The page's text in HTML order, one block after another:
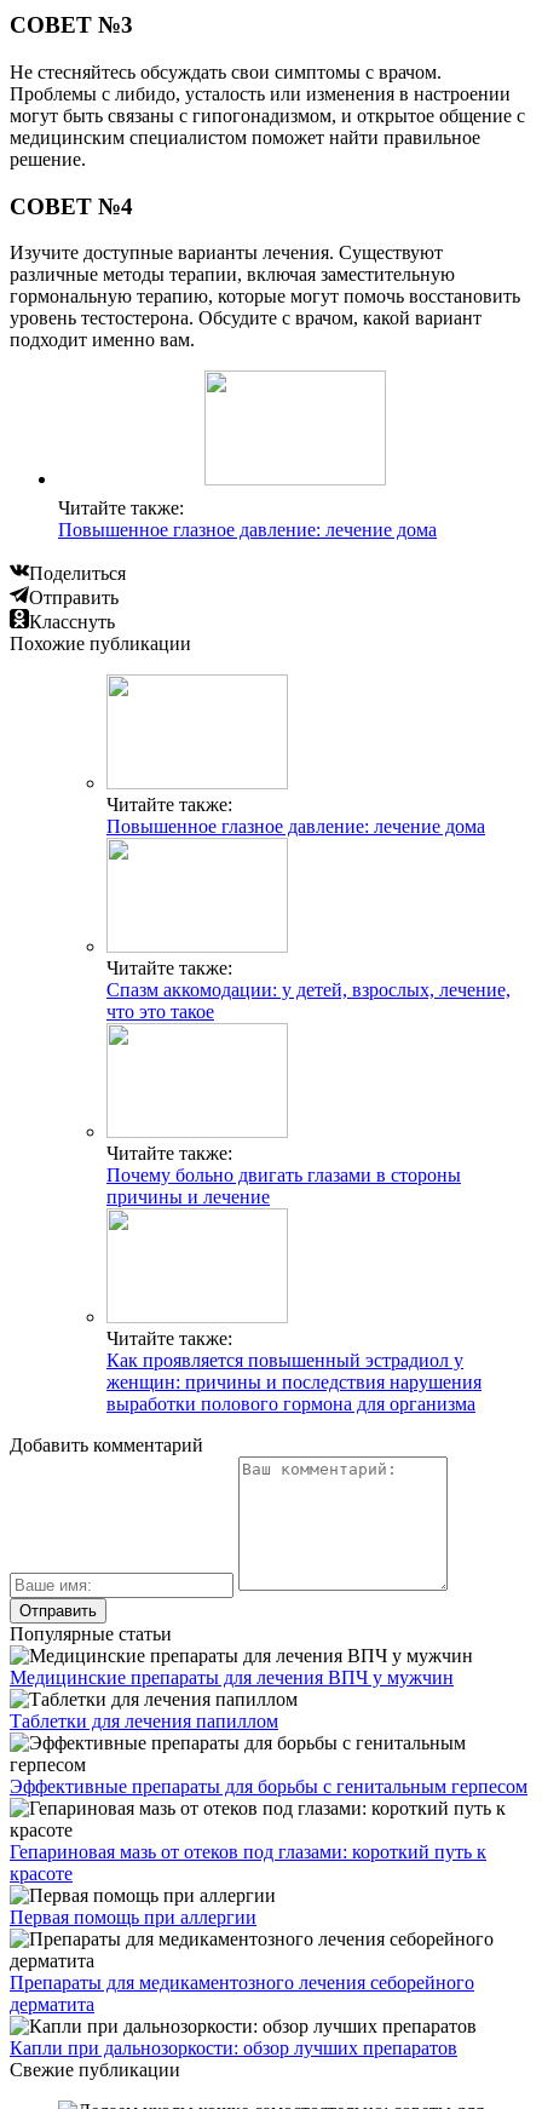
СОВЕТ №3
Не стесняйтесь обсуждать свои симптомы с врачом.
Проблемы с либидо, усталость или изменения в настроении
могут быть связаны с гипогонадизмом, и открытое общение с
медицинским специалистом поможет найти правильное
решение.
СОВЕТ №4
Изучите доступные варианты лечения. Существуют
различные методы терапии, включая заместительную
гормональную терапию, которые могут помочь восстановить
уровень тестостерона. Обсудите с врачом, какой вариант
подходит именно вам.
Читайте также:
Повышенное глазное давление: лечение дома
Поделиться
Отправить
Класснуть
Похожие публикации
Читайте также:
Повышенное глазное давление: лечение дома
Читайте также:
Спазм аккомодации: у детей, взрослых, лечение,
что это такое
Читайте также:
Почему больно двигать глазами в стороны
причины и лечение
Читайте также:
Как проявляется повышенный эстрадиол у
женщин: причины и последствия нарушения
выработки полового гормона для организма
Добавить комментарий
Популярные статьи
Медицинские препараты для лечения ВПЧ у мужчин
Таблетки для лечения папиллом
Эффективные препараты для борьбы с генитальным герпесом
Гепариновая мазь от отеков под глазами: короткий путь к
красоте
Первая помощь при аллергии
Препараты для медикаментозного лечения себорейного
дерматита
Капли при дальнозоркости: обзор лучших препаратов
Свежие публикации